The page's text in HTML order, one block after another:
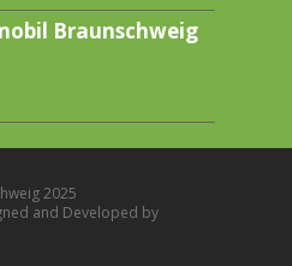
2025
and Developed by